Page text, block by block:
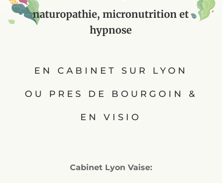
naturopathie, micronutrition et
hypnose
EN CABINET SUR LYON
OU PRES DE BOURGOIN &
EN VISIO
Cabinet Lyon Vaise: